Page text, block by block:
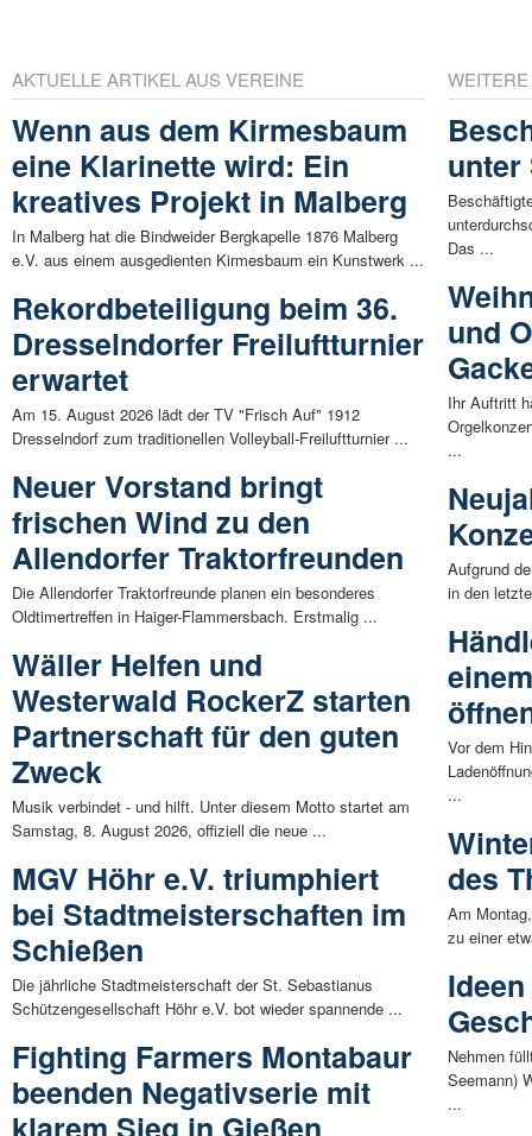
AKTUELLE ARTIKEL AUS VEREINE
Wenn aus dem Kirmesbaum
eine Klarinette wird: Ein
kreatives Projekt in Malberg
In Malberg hat die Bindweider Bergkapelle 1876 Malberg
e.V. aus einem ausgedienten Kirmesbaum ein Kunstwerk ...
Rekordbeteiligung beim 36.
Dresselndorfer Freiluftturnier
erwartet
Am 15. August 2026 lädt der TV "Frisch Auf" 1912
Dresselndorf zum traditionellen Volleyball-Freiluftturnier ...
Neuer Vorstand bringt
frischen Wind zu den
Allendorfer Traktorfreunden
Die Allendorfer Traktorfreunde planen ein besonderes
Oldtimertreffen in Haiger-Flammersbach. Erstmalig ...
Wäller Helfen und
Westerwald RockerZ starten
Partnerschaft für den guten
Zweck
Musik verbindet - und hilft. Unter diesem Motto startet am
Samstag, 8. August 2026, offiziell die neue ...
MGV Höhr e.V. triumphiert
bei Stadtmeisterschaften im
Schießen
Die jährliche Stadtmeisterschaft der St. Sebastianus
Schützengesellschaft Höhr e.V. bot wieder spannende ...
Fighting Farmers Montabaur
beenden Negativserie mit
unter
Das ...
und
Ihr Auftritt
...
Aufgrund
in den
Vor dem
...
des
Am
zu einer
Nehmen
Seemann)
...